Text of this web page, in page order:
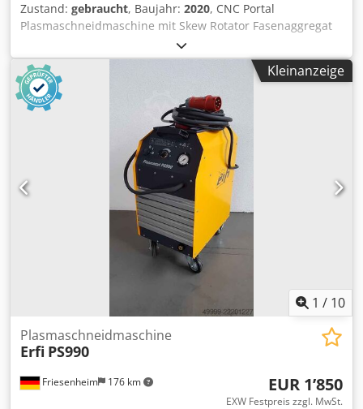
Zustand: gebraucht, Baujahr: 2020, CNC Portal
Plasmaschneidmaschine mit Skew Rotator Fasenaggregat
Bevel Hersteller: Messer Typ: Multitherm 4000 Baujahr:
2020 Dcjdpfex Dlwmsx Ambok CNC-Steuerung: Global
Control Plus Arbeitsbereich: 3 x 10,8 m Spurbreite: 4.000
mm 1 Autogenbrenner ALFA 1 Plasmabrenner mit Skew
Rotator Fasenaggregat Bevel Stromquelle Hypertherm
XPR300 Schneidstärke: 50 mm Lochstechen 80 mm
Trennschnitt Absaugtisch Beuting ohne Filteranlage
Software: Omniwin mit Bevel ä22726
Kleinanzeige
1 / 10
Friesenheim 176 km
Plasmaschneidmaschine
Erfi PS990
EUR 1’850
EXW Festpreis zzgl. MwSt.